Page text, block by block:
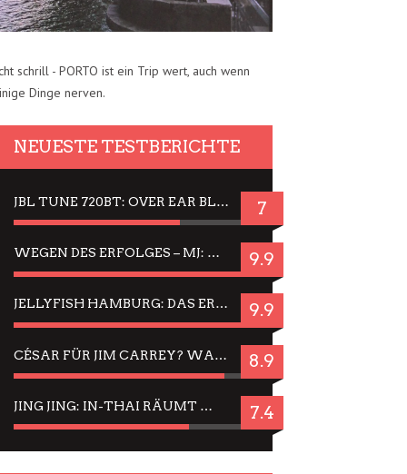
schrill - PORTO ist ein Trip wert, auch wenn
Dinge nerven.
NEUESTE TESTBERICHTE
JBL TUNE 720BT: OVER EAR BLUETOOTH KOPFHÖRER UM DIE 50,-€ IM DAUER-TEST 7
WEGEN DES ERFOLGES – MJ: MICHAEL JACKSON MUSICAL IN EINER MATINEE SEHEN 9.9
JELLYFISH HAMBURG: DAS ERFOLGREICHE SOMMER-MENÜ 2025 IN GEFÜHLEN UND BILDERN 9.9
CÉSAR FÜR JIM CARREY? WARUM DAS EINER DER NERVIGSTEN ACTORS IST UND BLEIBT 8.9
JING JING: IN-THAI RÄUMT WIEDER TITEL AB – EIN ZWEI-STUNDEN-ERLEBNISBERICHT 7.4